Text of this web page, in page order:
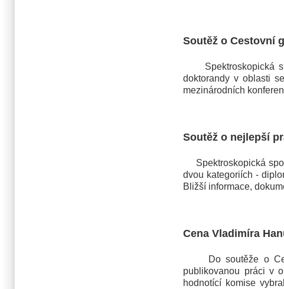
Soutěž o Cestovní
Spektroskopická
doktorandy v oblasti
mezinárodních
Soutěž o nejlepší
Spektroskopická
dvou kategoriích -
Bližší informace,
Cena Vladimíra
Do soutěže o Cenu
publikovanou práci v
hodnotící komise